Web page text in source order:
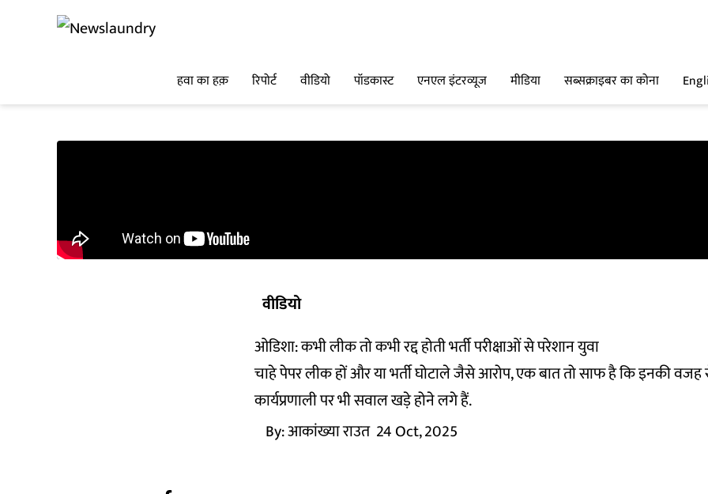
हवा का हक़ रिपोर्ट वीडियो पॉडकास्ट एनएल इंटरव्यूज मीडिया सब्सक्राइबर का कोना
वीडियो
ओडिशा: कभी लीक तो कभी रद्द होती भर्ती परीक्षाओं से परेशान युवा
चाहे पेपर लीक हों और या भर्ती घोटाले जैसे आरोप, एक बात तो साफ है कि इनकी
कार्यप्रणाली पर भी सवाल खड़े होने लगे हैं.
By:आकांख्या राउत 24 Oct, 2025